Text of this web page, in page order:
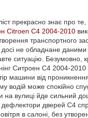
прекрасно знає про
Citroen C4 2004-2010
транспортного
не обладнане даними
ситуацію. Безумовно,
Ситроен С4 2004-
машини від
водій може спокійно
на вулиці йде сильний
дверей C4
в салоні, без